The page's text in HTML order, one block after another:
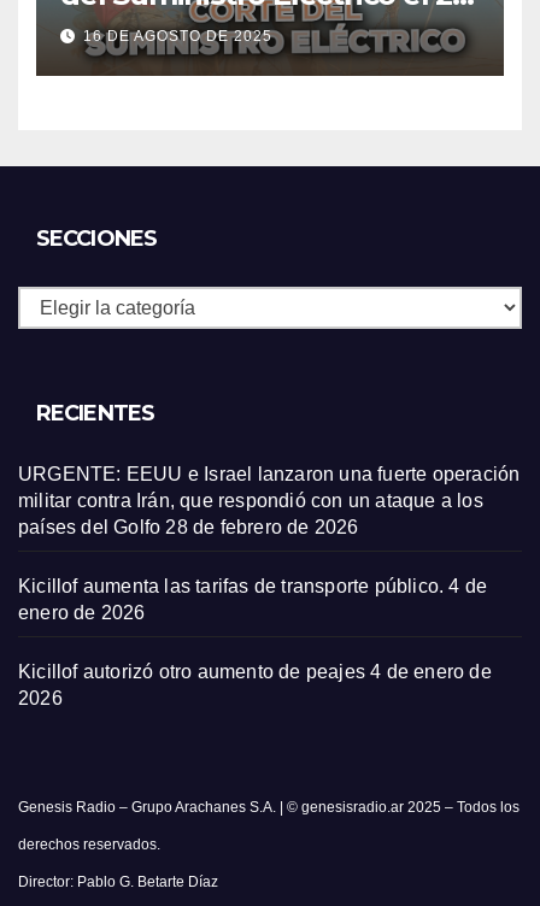
de agosto
16 DE AGOSTO DE 2025
SECCIONES
Secciones
RECIENTES
URGENTE: EEUU e Israel lanzaron una fuerte operación
militar contra Irán, que respondió con un ataque a los
países del Golfo 28 de febrero de 2026
Kicillof aumenta las tarifas de transporte público. 4 de
enero de 2026
Kicillof autorizó otro aumento de peajes 4 de enero de
2026
Genesis Radio – Grupo Arachanes S.A. | © genesisradio.ar 2025 – Todos los
derechos reservados.
Director: Pablo G. Betarte Díaz